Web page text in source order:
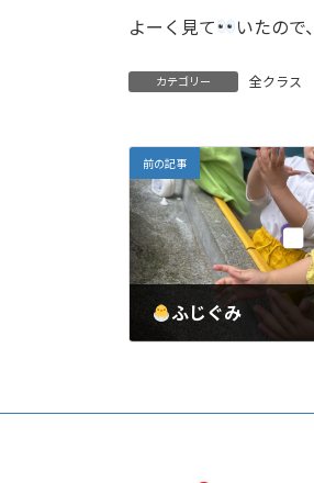
よーく見て いたので
カテゴリー 全クラス
前の記事
ふじぐみ